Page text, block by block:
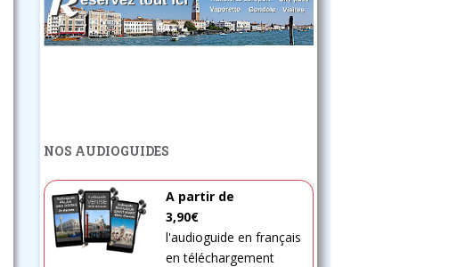
NOS AUDIOGUIDES
A partir de
3,90€
l'audioguide en français
en téléchargement